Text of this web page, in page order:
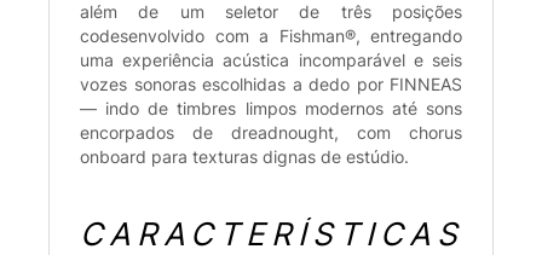
além de um seletor de três posições
codesenvolvido com a Fishman®, entregando
uma experiência acústica incomparável e seis
vozes sonoras escolhidas a dedo por FINNEAS
— indo de timbres limpos modernos até sons
encorpados de dreadnought, com chorus
onboard para texturas dignas de estúdio.
CARACTERÍSTICAS